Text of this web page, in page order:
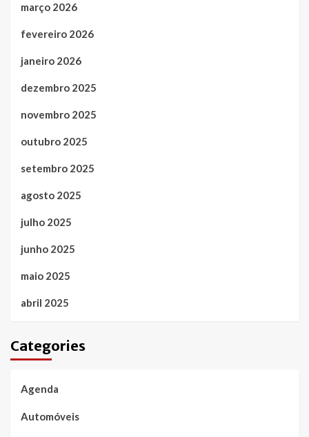
março 2026
fevereiro 2026
janeiro 2026
dezembro 2025
novembro 2025
outubro 2025
setembro 2025
agosto 2025
julho 2025
junho 2025
maio 2025
abril 2025
Categories
Agenda
Automóveis